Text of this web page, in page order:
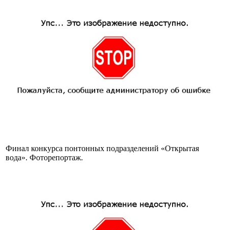
Финал конкурса понтонных подразделений «Открытая
вода». Фоторепортаж.